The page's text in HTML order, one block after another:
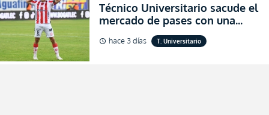
Técnico Universitario sacude el
mercado de pases con una
verdadera revolución para
asegurar la permanencia
schedule hace 3 días T. Universitario